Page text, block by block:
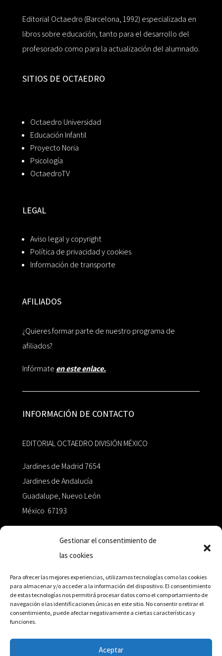
Gestionar el consentimiento de
las cookies
Para ofrecer las mejores experiencias, utilizamos tecnologías como las cookies
para almacenar y/o acceder a la información del dispositivo. El consentimiento
de estas tecnologías nos permitirá procesar datos como el comportamiento de
navegación o las identificaciones únicas en este sitio. No consentir o retirar el
consentimiento, puede afectar negativamente a ciertas características y
funciones.
Aceptar
Editorial Octaedro (Barcelona, 1992) especializada en
libros sobre educación, tanto para el desarrollo del
profesorado como para la actualización del alumnado.
SITIOS DE OCTAEDRO
Octaedro Universidad
Educación Infantil
Proyecto Noria
Psicología
OctaedroTV
LEGAL
Aviso legal y copyright
Política de privacidad y cookies
Información de transporte
AFILIADOS
¿Quieres formar parte de nuestro programa de
afiliados?
Infórmate en este enlace.
INFORMACIÓN DE CONTACTO
EDITORIAL OCTAEDRO DIVISIÓN MÉXICO
Jardines de Madrid 7654
Jardines de Andalucía
Guadalupe, Nuevo León
México 67193
+52 811.499.5638
RED DE DISTRIBUCIÓN
Distribuidores en México y Octaedro internacional